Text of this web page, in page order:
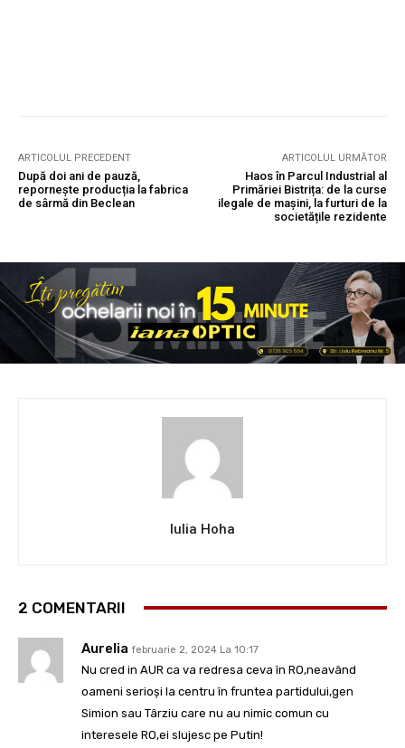
ARTICOLUL PRECEDENT
După doi ani de pauză,
repornește producția la fabrica
de sârmă din Beclean
ARTICOLUL URMĂTOR
Haos în Parcul Industrial al
Primăriei Bistrița: de la curse
ilegale de mașini, la furturi de la
societățile rezidente
Iulia Hoha
2 COMENTARII
Aurelia februarie 2, 2024 La 10:17
Nu cred in AUR ca va redresa ceva în RO,neavând
oameni serioși la centru în fruntea partidului,gen
Simion sau Târziu care nu au nimic comun cu
interesele RO,ei slujesc pe Putin!